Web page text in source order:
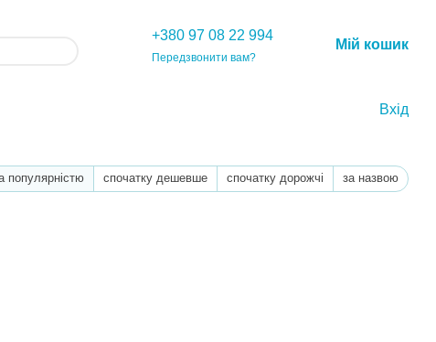
+380 97 08 22 994
Передзвонити вам?
Мій кошик
Вхід
популярністю спочатку дешевше спочатку дорожчі за назвою